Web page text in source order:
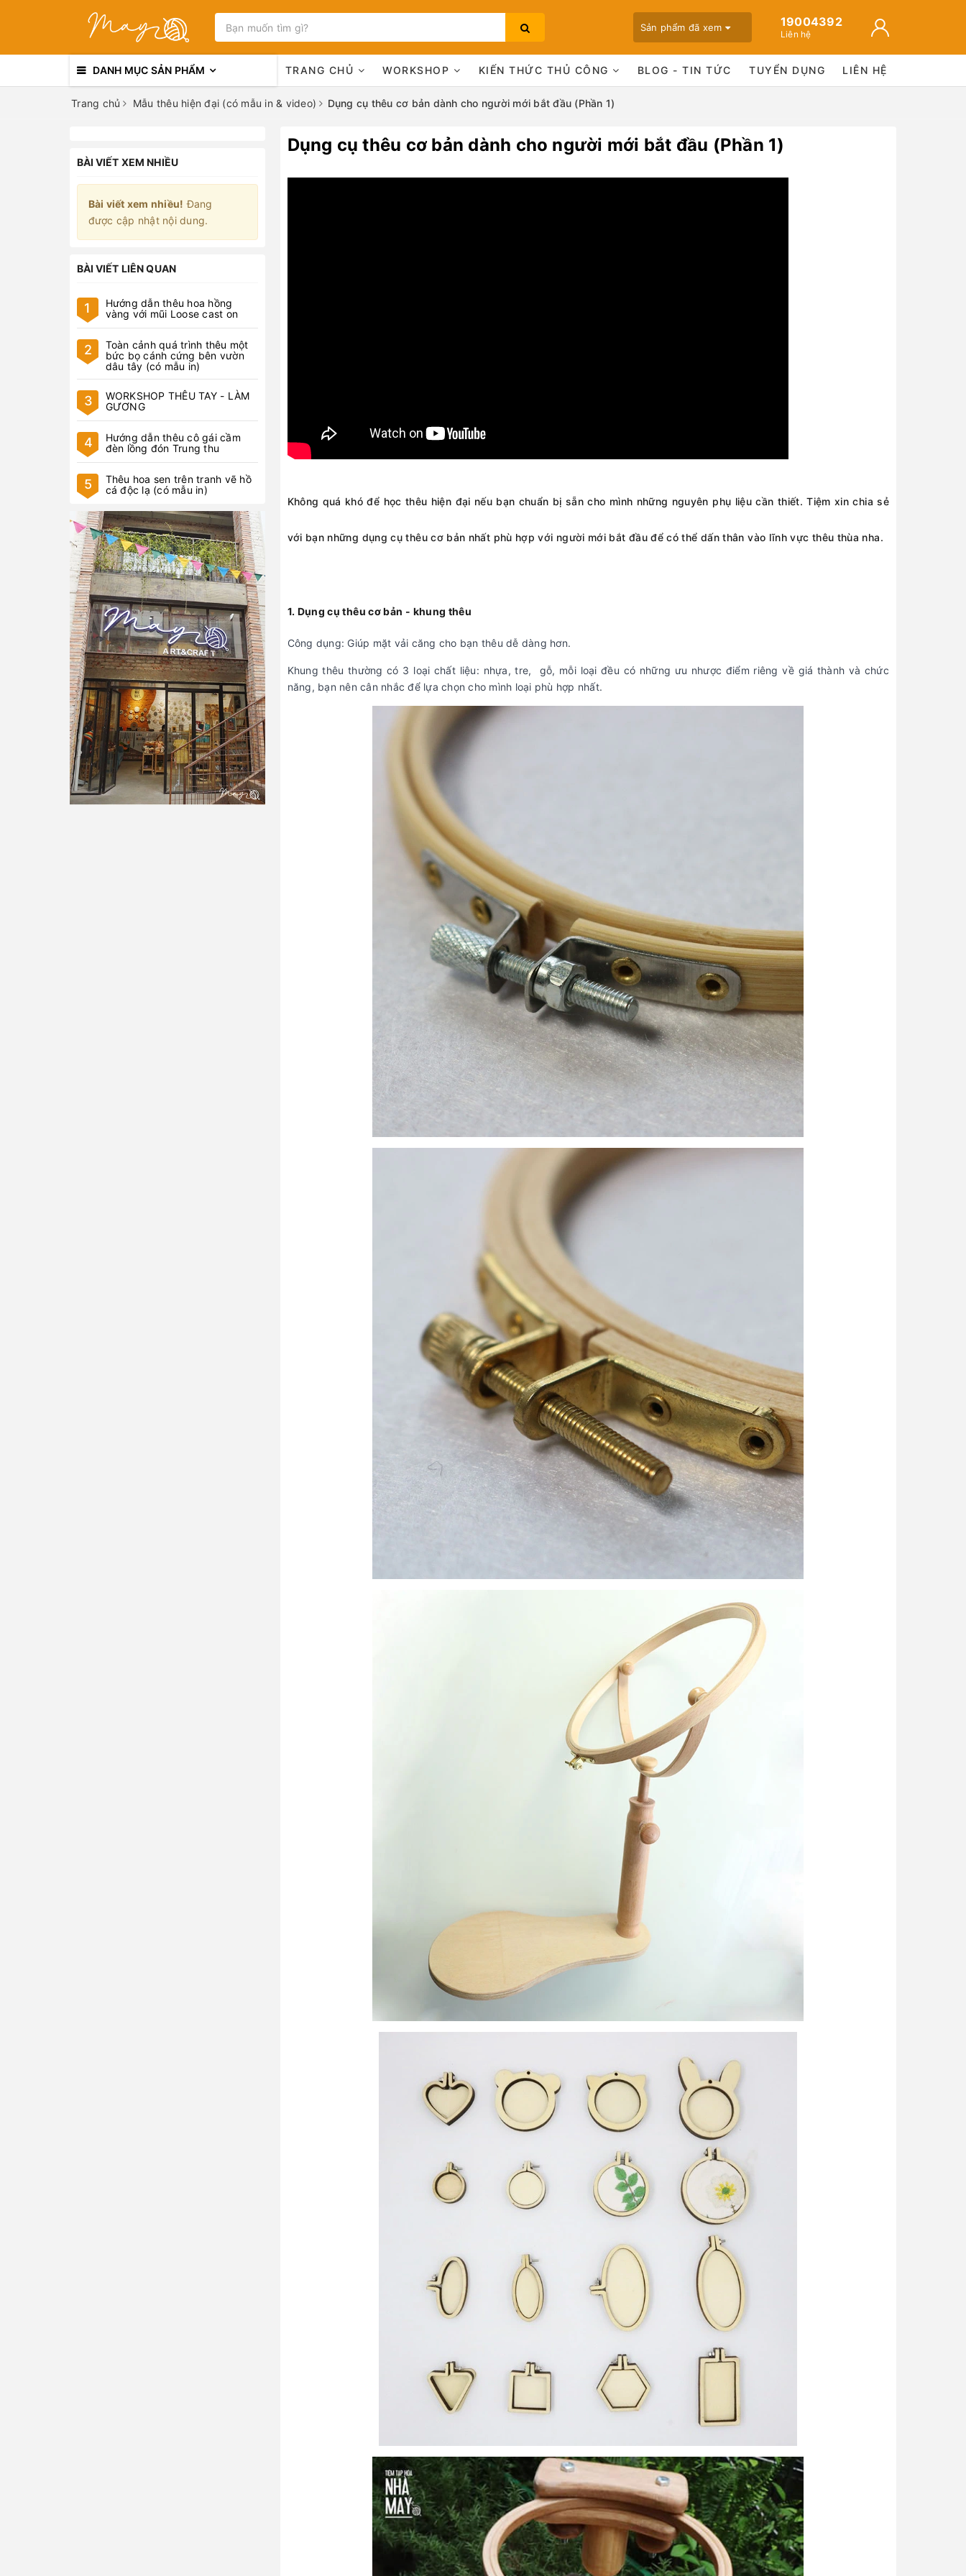
Sản phẩm đã xem 19004392
Liên hệ
DANH MỤC SẢN PHẨM TRANG CHỦ WORKSHOP KIẾN THỨC THỦ CÔNG BLOG - TIN TỨC TUYỂN DỤNG LIÊN HỆ
Trang chủ Mẫu thêu hiện đại (có mẫu in & video) Dụng cụ thêu cơ bản dành cho người mới bắt đầu (Phần 1)
Dụng cụ thêu cơ bản dành cho người mới bắt đầu (Phần 1)
Không quá khó để học thêu hiện đại nếu bạn chuẩn bị sẵn cho mình những nguyên phụ liệu cần thiết. Tiệm xin chia sẻ
với bạn những dụng cụ thêu cơ bản nhất phù hợp với người mới bắt đầu để có thể dấn thân vào lĩnh vực thêu thùa nha.
1. Dụng cụ thêu cơ bản - khung thêu
Công dụng: Giúp mặt vải căng cho bạn thêu dễ dàng hơn.
Khung thêu thường có 3 loại chất liệu: nhựa, tre, gỗ, mỗi loại đều có những ưu nhược điểm riêng về giá thành và chức
năng, bạn nên cân nhắc để lựa chọn cho mình loại phù hợp nhất.
BÀI VIẾT XEM NHIỀU
Bài viết xem nhiều! Đang
được cập nhật nội dung.
BÀI VIẾT LIÊN QUAN
1
Hướng dẫn thêu hoa hồng
vàng với mũi Loose cast on
2
Toàn cảnh quá trình thêu một
bức bọ cánh cứng bên vườn
dâu tây (có mẫu in)
3
WORKSHOP THÊU TAY - LÀM
GƯƠNG
4
Hướng dẫn thêu cô gái cầm
đèn lồng đón Trung thu
5
Thêu hoa sen trên tranh vẽ hồ
cá độc lạ (có mẫu in)